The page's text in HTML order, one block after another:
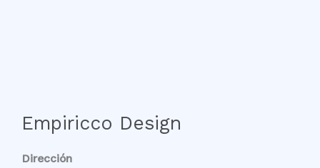
Empiricco Design
Dirección